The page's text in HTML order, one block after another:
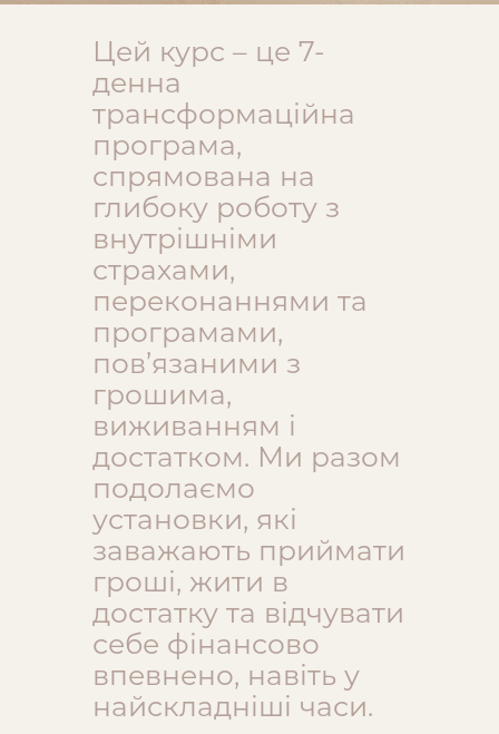
Цей курс – це 7-
денна
трансформаційна
програма,
спрямована на
глибоку роботу з
внутрішніми
страхами,
переконаннями та
програмами,
пов’язаними з
грошима,
виживанням і
достатком. Ми разом
подолаємо
установки, які
заважають приймати
гроші, жити в
достатку та відчувати
себе фінансово
впевнено, навіть у
найскладніші часи.